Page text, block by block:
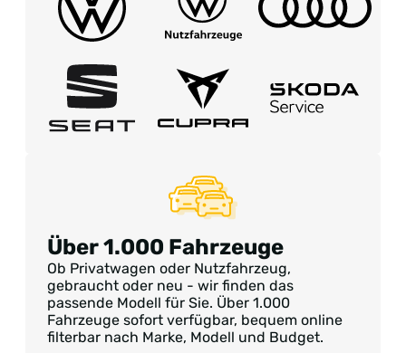
Über 1.000 Fahrzeuge
Ob Privatwagen oder Nutzfahrzeug,
gebraucht oder neu - wir finden das
passende Modell für Sie. Über 1.000
Fahrzeuge sofort verfügbar, bequem online
filterbar nach Marke, Modell und Budget.